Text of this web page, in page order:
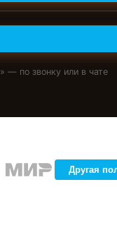
» — по звонку или в чате
Другая